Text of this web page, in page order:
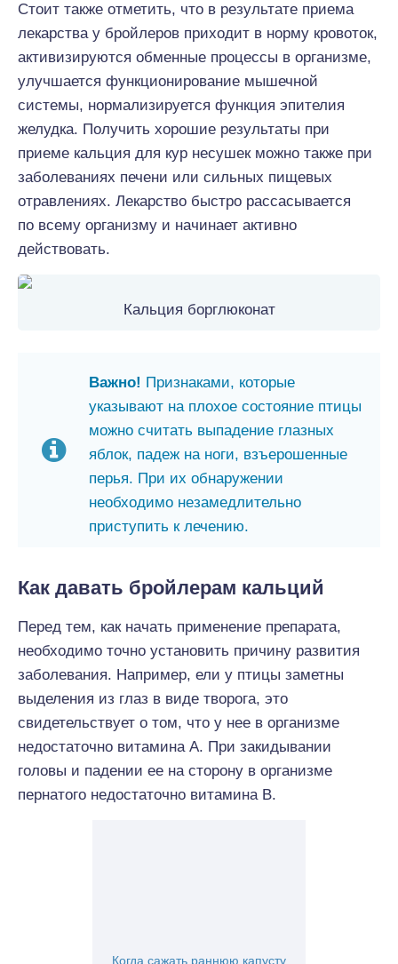
Стоит также отметить, что в результате приема
лекарства у бройлеров приходит в норму кровоток,
активизируются обменные процессы в организме,
улучшается функционирование мышечной
системы, нормализируется функция эпителия
желудка. Получить хорошие результаты при
приеме кальция для кур несушек можно также при
заболеваниях печени или сильных пищевых
отравлениях. Лекарство быстро рассасывается
по всему организму и начинает активно
действовать.
Кальция борглюконат
Важно! Признаками, которые
указывают на плохое состояние птицы
можно считать выпадение глазных
яблок, падеж на ноги, взъерошенные
перья. При их обнаружении
необходимо незамедлительно
приступить к лечению.
Как давать бройлерам кальций
Перед тем, как начать применение препарата,
необходимо точно установить причину развития
заболевания. Например, ели у птицы заметны
выделения из глаз в виде творога, это
свидетельствует о том, что у нее в организме
недостаточно витамина А. При закидывании
головы и падении ее на сторону в организме
пернатого недостаточно витамина В.
Когда сажать раннюю капусту